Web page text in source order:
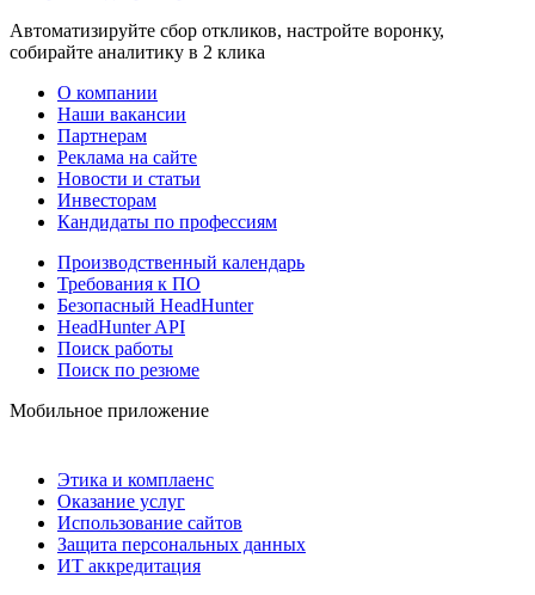
Автоматизируйте сбор откликов, настройте воронку,
собирайте аналитику в 2 клика
О компании
Наши вакансии
Партнерам
Реклама на сайте
Новости и статьи
Инвесторам
Кандидаты по профессиям
Производственный календарь
Требования к ПО
Безопасный HeadHunter
HeadHunter API
Поиск работы
Поиск по резюме
Мобильное приложение
Этика и комплаенс
Оказание услуг
Использование сайтов
Защита персональных данных
ИТ аккредитация